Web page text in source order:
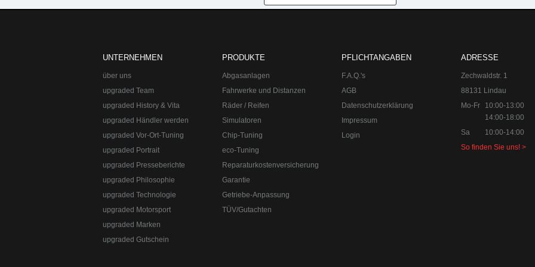
Ort:48529 Nordhorn
UNTERNEHMEN
über uns
upgraded Team
upgraded History & Vita
upgraded Händler werden
upgraded Vor-Ort-Tuning
upgraded Portrait
upgraded Presseberichte
upgraded Philosophie
upgraded Technologie
upgraded Motorsport
upgraded Marken
upgraded Gutschein
PRODUKTE
Abgasanlagen
Fahrwerke und Distanzen
Räder / Reifen
Simulatoren
Chip-Tuning
eco-Tuning
Reparaturkostenversicherung
Garantie
Getriebe-Anpassung
TÜV/Gutachten
PFLICHTANGABEN
F.A.Q.'s
AGB
Datenschutzerklärung
Impressum
Login
ADRESSE
Zechwaldstr. 1
88131 Lindau
Mo-Fr
10:00-13:00
14:00-18:00
Sa
10:00-14:00
So finden Sie uns! >